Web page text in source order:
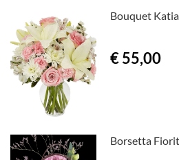
Bouquet Katia
€ 55,00
Borsetta